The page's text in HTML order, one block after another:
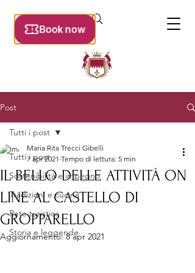
Post
Tutti i post
Sostenibilità e impegno
Tradizioni e cucina
Rete turistica
Storia e leggende
Tutti i post
IL BELLO DELLE ATTIVITÀ ON
LINE AL CASTELLO DI
GROPPARELLO
Maria Rita Trecci Gibelli
7 apr 2021 Tempo di lettura: 5 min
Aggiornamento:8 apr 2021